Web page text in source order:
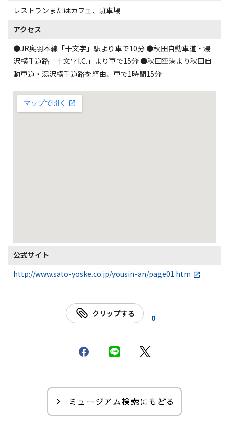
レストランまたはカフェ、 駐車場
アクセス
●JR奥羽本線「十文字」駅より車で10分 ●秋田自動車道・湯
沢横手道路「十文字I.C.」より車で15分 ●秋田空港より秋田自
動車道・湯沢横手道路を経由、車で1時間15分
公式サイト
http://www.sato-yoske.co.jp/yousin-an/page01.htm
クリップする 0
ミュージアム検索にもどる